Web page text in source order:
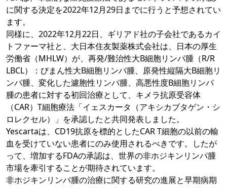
に関する決定を2022年12月29日までに行うと予想されてい
ます。
同様に、2022年12月22日、ギリアド社の子会社であるカイ
トファーマ社と、大日本住友製薬株式会社は、日本の厚生
労働省（MHLW）が、再発/難治性大B細胞リンパ腫（R/R
LBCL）：びまん性大B細胞リンパ腫、原発性縦隔大B細胞リ
ンパ腫、変化した濾胞性リンパ腫、高悪性度B細胞リンパ
腫の患者に対する初回治療として、キメラ抗原受容体
（CAR）T細胞療法「イェスカータ（アキシカブタゲン・シ
ロレクセル）」を承認したと共同発表しました。
Yescartaは、CD19抗原を標的としたCAR T細胞の以前の輸
血を受けていない患者にのみ使用されるべきです。したが
って、増加するFDAの承認は、世界の非ホジキンリンパ腫
市場を牽引することが期待されています。
非ホジキンリンパ腫の治療に関する研究の進展と早期病期